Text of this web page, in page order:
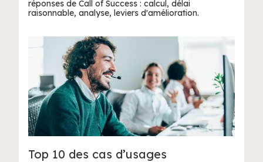
réponses de Call of Success : calcul, délai
raisonnable, analyse, leviers d'amélioration.
Top 10 des cas d’usages